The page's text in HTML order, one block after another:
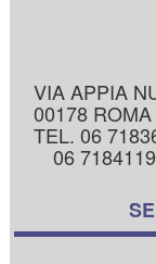
VIA APPIA
00178
TEL. 06
06 7184119